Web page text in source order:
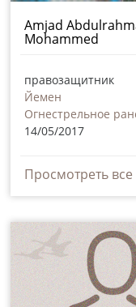
Amjad
Mohammed
правозащитник
Йемен
Огнестрельное
14/05/2017